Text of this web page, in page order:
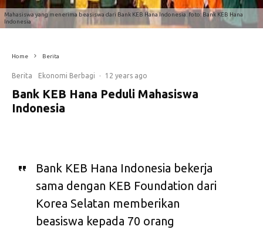
Mahasiswa yang menerima beasiswa dari Bank KEB Hana Indonesia. foto: Bank KEB Hana
Indonesia
Home Berita
Berita Ekonomi Berbagi · 12 years ago
Bank KEB Hana Peduli Mahasiswa
Indonesia
Bank KEB Hana Indonesia bekerja
sama dengan KEB Foundation dari
Korea Selatan memberikan
beasiswa kepada 70 orang